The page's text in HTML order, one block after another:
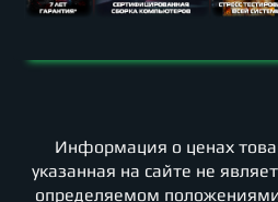
Информация о ценах
указанная на сайте не
определяемом положениями